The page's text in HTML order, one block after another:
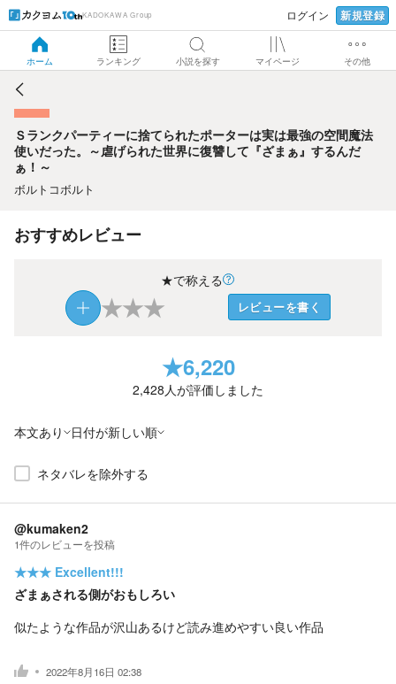
KADOKAWA Group ログイン 新規登録
ホーム ランキング 小説を探す マイページ その他
Ｓランクパーティーに捨てられたポーターは実は最強の空間
魔法使いだった。～虐げられた世界に復讐して『ざまぁ』す
るんだぁ！～
Ｓランクパーティーに捨てられたポーターは実は最強の空間魔法
使いだった。～虐げられた世界に復讐して『ざまぁ』するんだ
ぁ！～
ボルトコボルト
おすすめレビュー
★で称える
★★★ レビューを書く
★6,220
2,428人が評価しました
本文あり 日付が新しい順
ネタバレを除外する
@kumaken2
1件のレビューを投稿
★★★ Excellent!!!
ざまぁされる側がおもしろい
似たような作品が沢山あるけど読み進めやすい良い作品
2022年8月16日 02:38